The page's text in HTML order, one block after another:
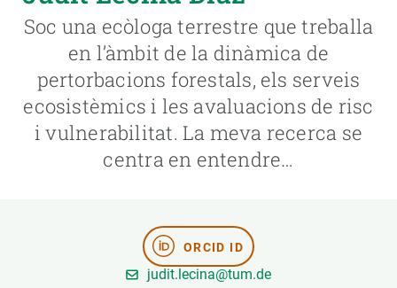
Soc una ecòloga terrestre que treballa
en l’àmbit de la dinàmica de
pertorbacions forestals, els serveis
ecosistèmics i les avaluacions de risc
i vulnerabilitat. La meva recerca se
centra en entendre…
ORCID ID
judit.lecina@tum.de
NOTÍCIES I AGENDA